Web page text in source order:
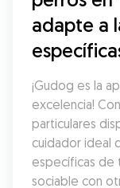
adapte a
¡Gudog es la
excelencia!
particulares
cuidador ideal
específicas de
sociable con